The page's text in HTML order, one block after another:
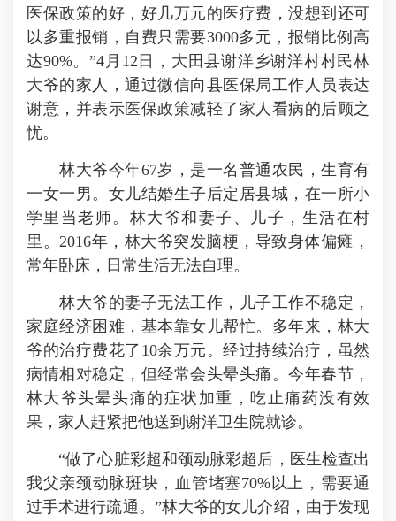
医保政策的好，好几万元的医疗费，没想到还可
以多重报销，自费只需要3000多元，报销比例高
达90%。”4月12日，大田县谢洋乡谢洋村村民林
大爷的家人，通过微信向县医保局工作人员表达
谢意，并表示医保政策减轻了家人看病的后顾之
忧。
林大爷今年67岁，是一名普通农民，生育有
一女一男。女儿结婚生子后定居县城，在一所小
学里当老师。林大爷和妻子、儿子，生活在村
里。2016年，林大爷突发脑梗，导致身体偏瘫，
常年卧床，日常生活无法自理。
林大爷的妻子无法工作，儿子工作不稳定，
家庭经济困难，基本靠女儿帮忙。多年来，林大
爷的治疗费花了10余万元。经过持续治疗，虽然
病情相对稳定，但经常会头晕头痛。今年春节，
林大爷头晕头痛的症状加重，吃止痛药没有效
果，家人赶紧把他送到谢洋卫生院就诊。
“做了心脏彩超和颈动脉彩超后，医生检查出
我父亲颈动脉斑块，血管堵塞70%以上，需要通
过手术进行疏通。”林大爷的女儿介绍，由于发现